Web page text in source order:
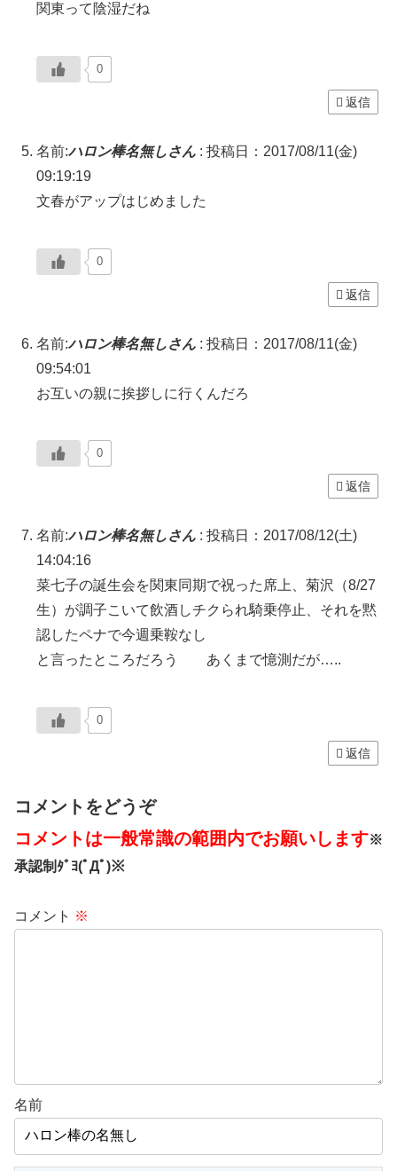
関東って陰湿だね
0
返信
名前:ハロン棒名無しさん : 投稿日：2017/08/11(金)
09:19:19
文春がアップはじめました
0
返信
名前:ハロン棒名無しさん : 投稿日：2017/08/11(金)
09:54:01
お互いの親に挨拶しに行くんだろ
0
返信
名前:ハロン棒名無しさん : 投稿日：2017/08/12(土)
14:04:16
菜七子の誕生会を関東同期で祝った席上、菊沢（8/27
生）が調子こいて飲酒しチクられ騎乗停止、それを黙
認したペナで今週乗鞍なし
と言ったところだろう あくまで憶測だが…..
0
返信
コメントをどうぞ
コメントは一般常識の範囲内でお願いします※
承認制ﾀﾞﾖ(ﾟДﾟ)※
コメント ※
名前